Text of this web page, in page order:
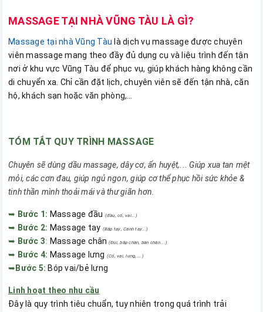
MASSAGE TẠI NHÀ VŨNG TÀU LÀ GÌ?
Massage tại nhà Vũng Tàu là dịch vụ massage được chuyên
viên massage mang theo đầy đủ dụng cụ và liệu trình đến tận
nơi ở khu vực Vũng Tàu để phục vụ, giúp khách hàng không cần
di chuyển xa. Chỉ cần đặt lịch, chuyên viên sẽ đến tận nhà, căn
hộ, khách sạn hoặc văn phòng,…
TÓM TẮT QUY TRÌNH MASSAGE
Chuyên sẽ dùng dầu massage, dây cơ, ấn huyệt,... Giúp xua tan mệt
mỏi, các cơn đau, giúp ngủ ngon, giúp cơ thể phục hồi sức khỏe &
tinh thần mình thoải mái và thư giãn hơn.
➥ Bước 1: Massage đầu (đầu, cổ, vai...)
➥ Bước 2: Massage tay (Bắp tay, Cánh tay...)
➥ Bước 3: Massage chân (Đùi, bắp chân, bàn chân....)
➥ Bước 4: Massage lưng (Cổ, vai, lưng,....)
➥ Bước 5: Bóp vai/bẻ lưng
Linh hoạt theo nhu cầu
Đây là quy trình tiêu chuẩn, tuy nhiên trong quá trình trải